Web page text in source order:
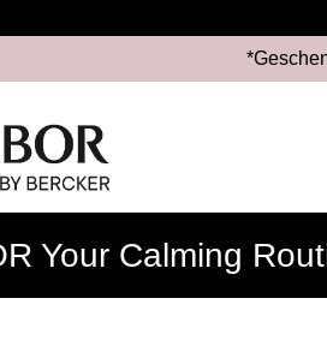
Your Calming